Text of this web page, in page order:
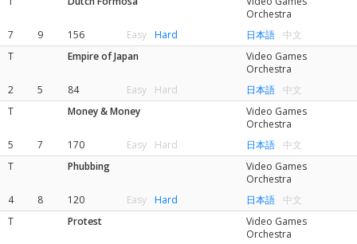
Orchestra
7
9 156 Easy Hard 日本語
中文
T
Empire of Japan
Video Games
Orchestra
2
5 84 Easy Hard 日本語
中文
T
Money & Money
Video Games
Orchestra
5
7 170 Easy Hard 日本語
中文
T
Phubbing
Video Games
Orchestra
4
8 120 Easy Hard 日本語
中文
T
Protest
Video Games
Orchestra